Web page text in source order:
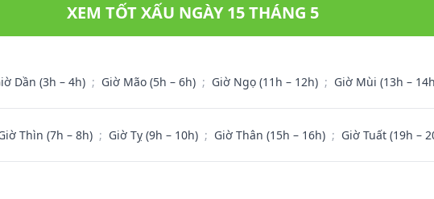
XEM TỐT XẤU NGÀY 15 THÁNG 5
Dần (3h – 4h) ; Giờ Mão (5h – 6h) ; Giờ Ngọ (11h – 12h) ; Giờ Mùi (13h –
Thìn (7h – 8h) ; Giờ Tỵ (9h – 10h) ; Giờ Thân (15h – 16h) ; Giờ Tuất (19h –